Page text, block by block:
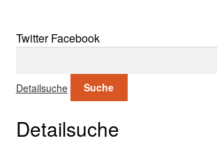
Twitter Facebook
Detailsuche Suche
Detailsuche